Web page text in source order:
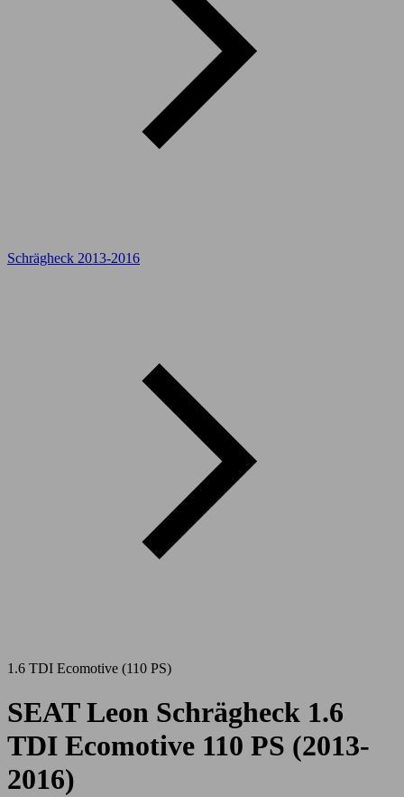
Schrägheck 2013-2016
1.6 TDI Ecomotive (110 PS)
SEAT Leon Schrägheck 1.6
TDI Ecomotive 110 PS (2013-
2016)